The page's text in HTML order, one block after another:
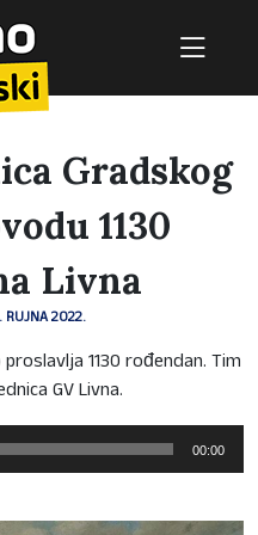
Gradskog
1130
Livna
RUJNA 2022.
1130 rođendan. Tim
GV Livna.
00:00